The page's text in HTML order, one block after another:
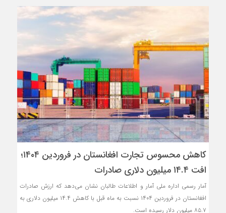
کاهش محسوس تجارت افغانستان در فروردین ۱۴۰۴؛
افت ۱۴.۴ میلیون دلاری صادرات
آمار رسمی اداره ملی آمار و اطلاعات طالبان نشان می‌دهد که ارزش صادرات
افغانستان در فروردین ۱۴۰۴ نسبت به ماه قبل با کاهش ۱۴.۴ میلیون دلاری به
۸۵.۷ میلیون دلار رسیده است.